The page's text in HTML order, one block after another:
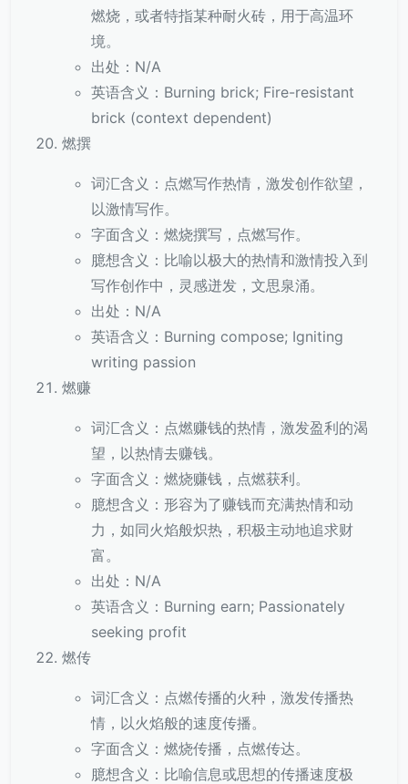
燃烧，或者特指某种耐火砖，用于高温环
境。
出处：N/A
英语含义：Burning brick; Fire-resistant
brick (context dependent)
燃撰
词汇含义：点燃写作热情，激发创作欲望，
以激情写作。
字面含义：燃烧撰写，点燃写作。
臆想含义：比喻以极大的热情和激情投入到
写作创作中，灵感迸发，文思泉涌。
出处：N/A
英语含义：Burning compose; Igniting
writing passion
燃赚
词汇含义：点燃赚钱的热情，激发盈利的渴
望，以热情去赚钱。
字面含义：燃烧赚钱，点燃获利。
臆想含义：形容为了赚钱而充满热情和动
力，如同火焰般炽热，积极主动地追求财
富。
出处：N/A
英语含义：Burning earn; Passionately
seeking profit
燃传
词汇含义：点燃传播的火种，激发传播热
情，以火焰般的速度传播。
字面含义：燃烧传播，点燃传达。
臆想含义：比喻信息或思想的传播速度极